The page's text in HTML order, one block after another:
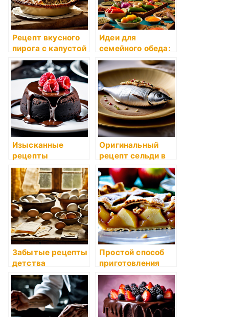
Рецепт вкусного
пирога с капустой
и грибами
Идеи для
семейного обеда:
приемы
приготовления
пищи для всей
семьи
Изысканные
рецепты
приготовления
десертов
Оригинальный
рецепт сельди в
песочном тесте с
луком
Забытые рецепты
детства
Простой способ
приготовления
пирога с яблоками